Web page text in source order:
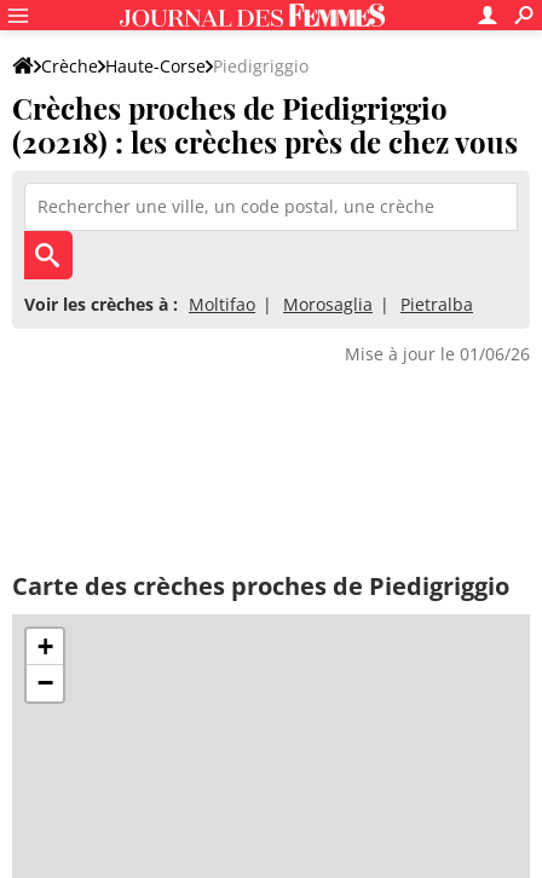
Crèche Haute-Corse Piedigriggio
Crèches proches de Piedigriggio
(20218) : les crèches près de chez vous
Voir les crèches à : Moltifao Morosaglia Pietralba
Mise à jour le 01/06/26
Carte des crèches proches de Piedigriggio
+
−